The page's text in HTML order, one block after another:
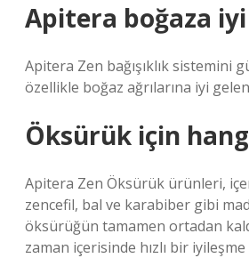
Apitera boğaza
Apitera Zen bağışıklık sistemini
özellikle boğaz ağrılarına iyi
Öksürük için
Apitera Zen Öksürük ürünleri,
zencefil, bal ve karabiber gibi
öksürüğün tamamen ortadan
zaman içerisinde hızlı bir